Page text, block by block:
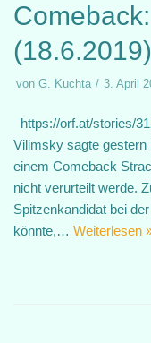
(18.6.2019)
von G. Kuchta 3. April
https://orf.at/stories/
Vilimsky sagte gestern
einem Comeback
nicht verurteilt werde.
Spitzenkandidat bei
könnte,… Weiterlesen